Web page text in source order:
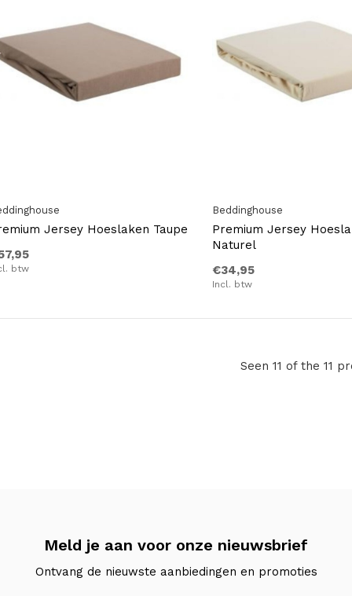
Jersey Hoeslaken Taupe
btw
Beddinghouse
Premium Jersey
Naturel
€34,95
Incl. btw
Seen 11 of the 11
Meld je aan voor onze nieuwsbrief
Ontvang de nieuwste aanbiedingen en promoties